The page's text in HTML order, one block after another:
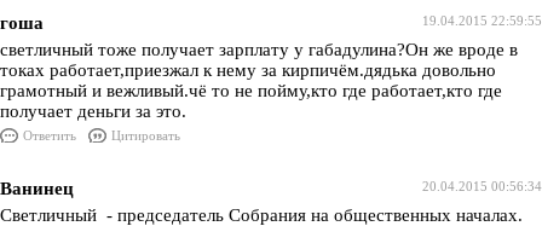
19.04.2015 22:59:55
гоша
светличный тоже получает зарплату у габадулина?Он же вроде в
токах работает,приезжал к нему за кирпичём.дядька довольно
грамотный и вежливый.чё то не пойму,кто где работает,кто где
получает деньги за это.
Ответить Цитировать
20.04.2015 00:56:34
Ванинец
Светличный - председатель Собрания на общественных началах.